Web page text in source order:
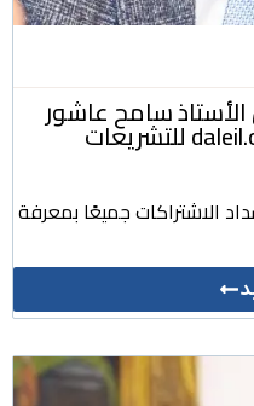
الأستاذ سامح عاشور
وبين البوابة القانونية daleil.online للتشريعات
الاشتراكات جميعًا بمعرفة